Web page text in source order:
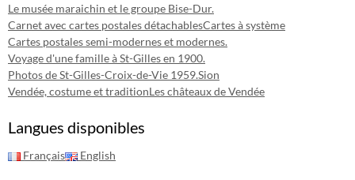
Le musée maraichin et le groupe Bise-Dur.
Carnet avec cartes postales détachablesCartes à système
Cartes postales semi-modernes et modernes.
Voyage d'une famille à St-Gilles en 1900.
Photos de St-Gilles-Croix-de-Vie 1959.Sion
Vendée, costume et traditionLes châteaux de Vendée
Langues disponibles
Français English